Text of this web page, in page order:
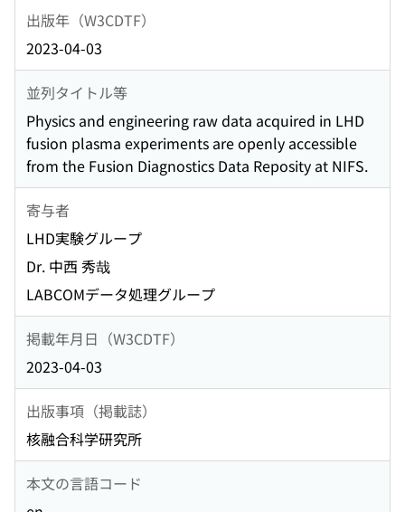
出版年（W3CDTF）
2023-04-03
並列タイトル等
Physics and engineering raw data acquired in LHD
fusion plasma experiments are openly accessible
from the Fusion Diagnostics Data Reposity at NIFS.
寄与者
LHD実験グループ
Dr. 中西 秀哉
LABCOMデータ処理グループ
掲載年月日（W3CDTF）
2023-04-03
出版事項（掲載誌）
核融合科学研究所
本文の言語コード